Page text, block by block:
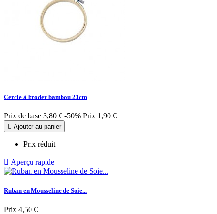
Cercle à broder bambou 23cm
Prix de base 3,80 € -50% Prix 1,90 €
 Ajouter au panier
Prix réduit
 Aperçu rapide
Ruban en Mousseline de Soie...
Prix 4,50 €